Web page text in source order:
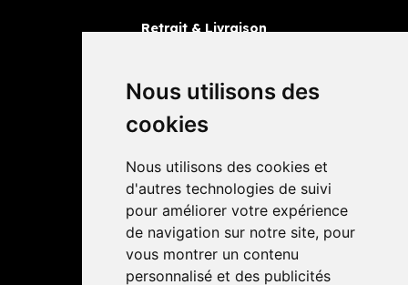
Nous utilisons des
cookies
Nous utilisons des cookies et
d'autres technologies de suivi
pour améliorer votre expérience
de navigation sur notre site, pour
vous montrer un contenu
personnalisé et des publicités
Retrait & Livraison
Livraisons
4,4 / 5 65 avis